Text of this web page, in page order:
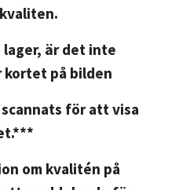
lager, är det inte
på bilden
för att visa
om kvalitén på